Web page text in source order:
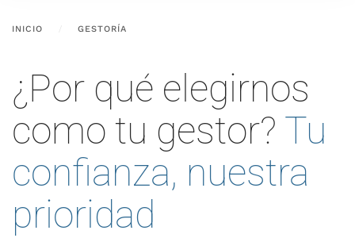
INICIO GESTORÍA
¿Por qué elegirnos
como tu gestor? Tu
confianza, nuestra
prioridad